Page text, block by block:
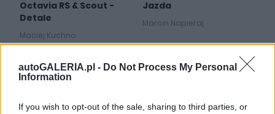
autoGALERIA.pl - Do Not Process My Personal
Information
If you wish to opt-out of the sale, sharing to third parties, or
Octavia RS & Scout -
Detale
Maciej Kuchno
Jazda
Marcin Napieraj